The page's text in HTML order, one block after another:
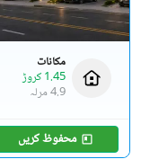
مکانات
1.45 کروڑ
4.9 مرلہ
محفوظ کریں